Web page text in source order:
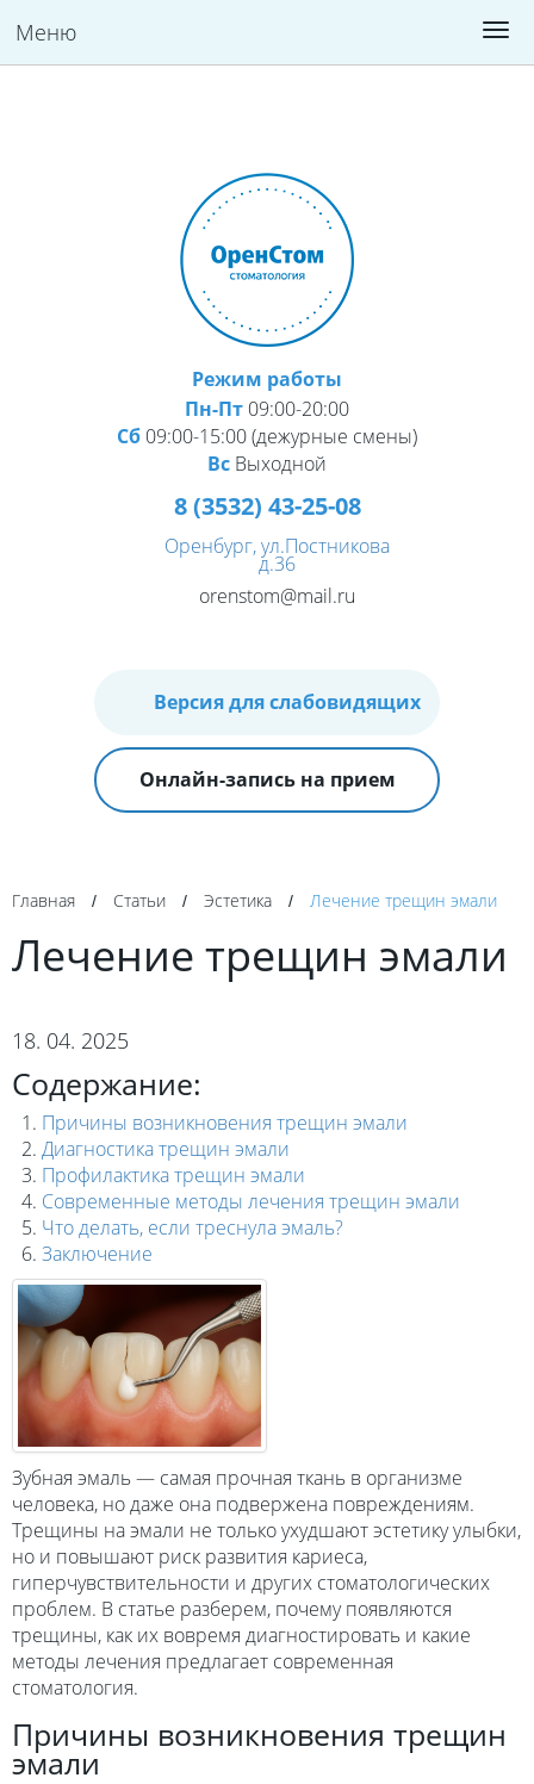
Режим работы
Пн-Пт 09:00-20:00
Сб 09:00-15:00 (дежурные смены)
Вс Выходной
8 (3532) 43-25-08
Оренбург, ул.Постникова
д.36
orenstom@mail.ru
Версия для слабовидящих
Онлайн-запись на прием
Меню
Главная / Статьи / Эстетика / Лечение трещин эмали
Лечение трещин эмали
18. 04. 2025
Содержание:
Причины возникновения трещин эмали
Диагностика трещин эмали
Профилактика трещин эмали
Современные методы лечения трещин эмали
Что делать, если треснула эмаль?
Заключение
Зубная эмаль — самая прочная ткань в организме
человека, но даже она подвержена повреждениям.
Трещины на эмали не только ухудшают эстетику улыбки,
но и повышают риск развития кариеса,
гиперчувствительности и других стоматологических
проблем. В статье разберем, почему появляются
трещины, как их вовремя диагностировать и какие
методы лечения предлагает современная
стоматология.
Причины возникновения трещин
эмали